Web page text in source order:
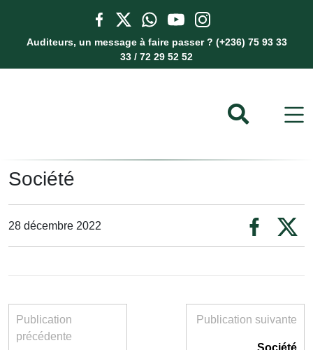
Auditeurs, un message à faire passer ? (+236) 75 93 33
33 / 72 29 52 52
Société
28 décembre 2022
Publication
précédente
Publication suivante
Société